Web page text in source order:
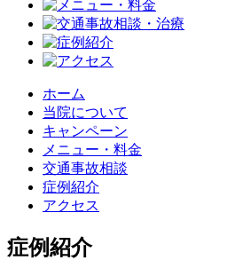
ホーム
当院について
キャンペーン
メニュー・料金
交通事故相談
症例紹介
アクセス
症例紹介